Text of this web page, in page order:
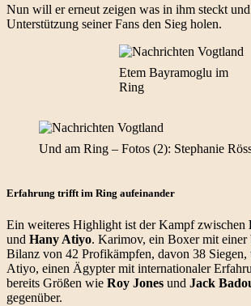
Nun will er erneut zeigen was in ihm steckt
Unterstützung seiner Fans den Sieg holen.
Etem Bayramoglu im
Ring
Und am Ring – Fotos (2): Stephanie
Erfahrung trifft im Ring aufeinander
Ein weiteres Highlight ist der Kampf zwischen
und Hany Atiyo. Karimov, ein Boxer mit einer
Bilanz von 42 Profikämpfen, davon 38
Atiyo, einen Ägypter mit internationaler
bereits Größen wie Roy Jones und Jack
gegenüber.